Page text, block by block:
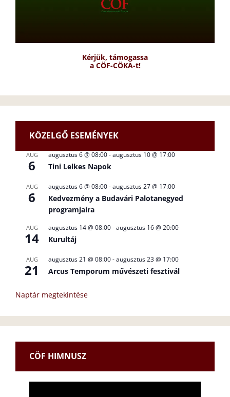
Kérjük, támogassa
a CÖF-CÖKA-t!
KÖZELGŐ ESEMÉNYEK
AUG
6
augusztus 6 @ 08:00-augusztus 10 @ 17:00
Tini Lelkes Napok
AUG
6
augusztus 6 @ 08:00-augusztus 27 @ 17:00
Kedvezmény a Budavári Palotanegyed
programjaira
AUG
14
augusztus 14 @ 08:00-augusztus 16 @ 20:00
Kurultáj
AUG
21
augusztus 21 @ 08:00-augusztus 23 @ 17:00
Arcus Temporum művészeti fesztivál
Naptár megtekintése
CÖF HIMNUSZ